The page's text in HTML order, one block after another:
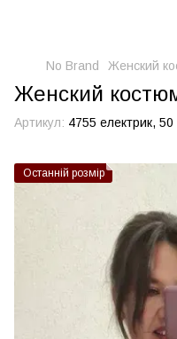
No Brand Женский
Женский
Артикул: 4755 електрик, 50
Останній розмір